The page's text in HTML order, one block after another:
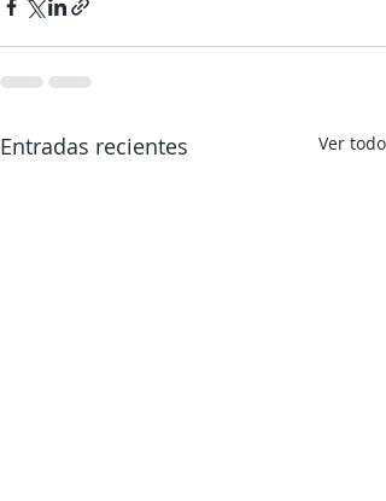
Entradas recientes Ver todo